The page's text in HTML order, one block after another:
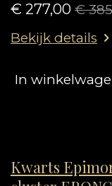
€ 277,00 €
Bekijk details
In
Kwarts